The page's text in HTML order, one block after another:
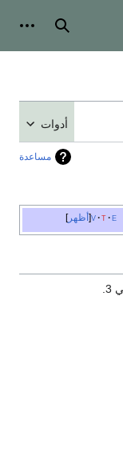
بحث
أدوات
مساعدة
أظهر v t e